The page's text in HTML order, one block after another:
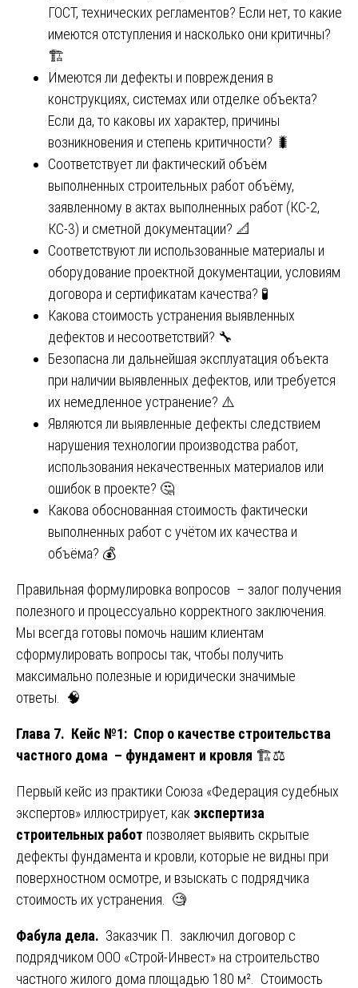
ГОСТ, технических регламентов? Если нет, то какие
имеются отступления и насколько они критичны?
🏗️
Имеются ли дефекты и повреждения в
конструкциях, системах или отделке объекта?
Если да, то каковы их характер, причины
возникновения и степень критичности? 🐛
Соответствует ли фактический объём
выполненных строительных работ объёму,
заявленному в актах выполненных работ (КС-2,
КС-3) и сметной документации? 📐
Соответствуют ли использованные материалы и
оборудование проектной документации, условиям
договора и сертификатам качества? 🧪
Какова стоимость устранения выявленных
дефектов и несоответствий? 🔧
Безопасна ли дальнейшая эксплуатация объекта
при наличии выявленных дефектов, или требуется
их немедленное устранение? ⚠️
Являются ли выявленные дефекты следствием
нарушения технологии производства работ,
использования некачественных материалов или
ошибок в проекте? 🤔
Какова обоснованная стоимость фактически
выполненных работ с учётом их качества и
объёма? 💰
Правильная формулировка вопросов – залог получения
полезного и процессуально корректного заключения.
Мы всегда готовы помочь нашим клиентам
сформулировать вопросы так, чтобы получить
максимально полезные и юридически значимые
ответы. 🧠
Глава 7. Кейс №1: Спор о качестве строительства
частного дома – фундамент и кровля 🏗️⚖️
Первый кейс из практики Союза «Федерация судебных
экспертов» иллюстрирует, как экспертиза
строительных работ позволяет выявить скрытые
дефекты фундамента и кровли, которые не видны при
поверхностном осмотре, и взыскать с подрядчика
стоимость их устранения. 🧐
Фабула дела. Заказчик П. заключил договор с
подрядчиком ООО «Строй-Инвест» на строительство
частного жилого дома площадью 180 м². Стоимость